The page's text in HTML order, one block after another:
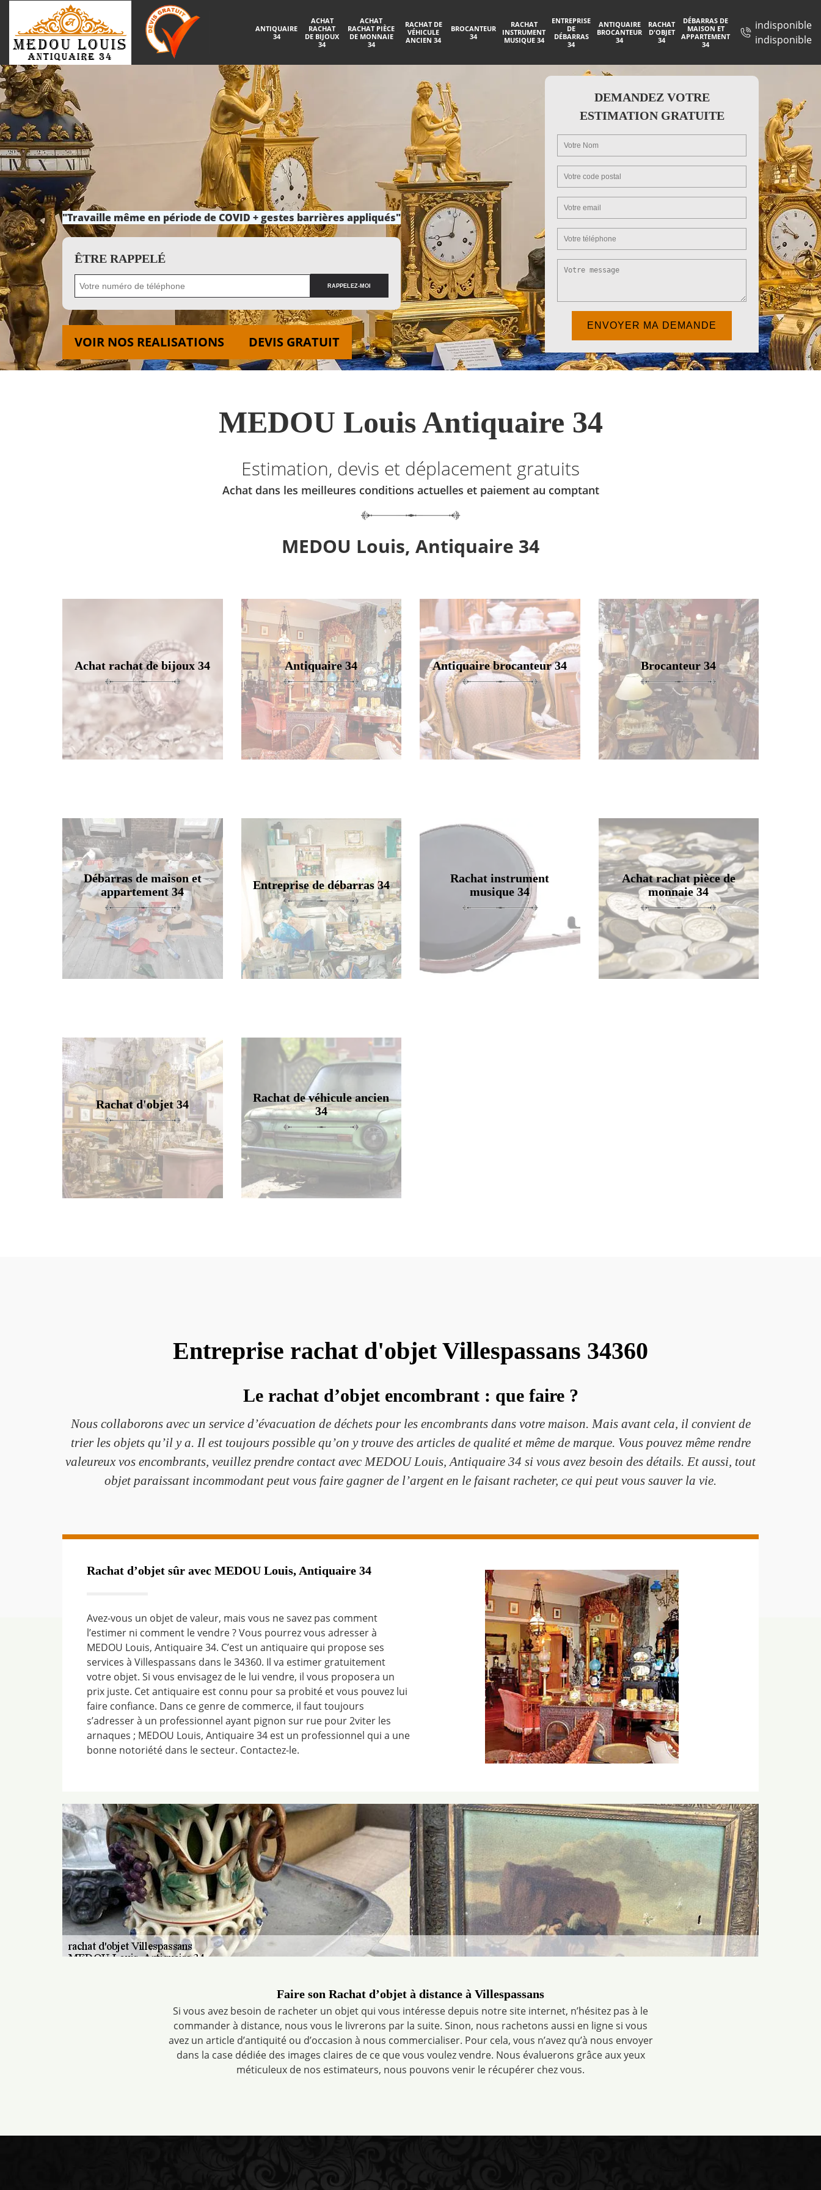
ANTIQUAIRE
34
ACHAT
RACHAT
DE BIJOUX
34
ACHAT
RACHAT PIÈCE
DE MONNAIE
34
RACHAT DE
VÉHICULE
ANCIEN 34
BROCANTEUR
34
RACHAT
INSTRUMENT
MUSIQUE 34
ENTREPRISE
DE
DÉBARRAS
34
ANTIQUAIRE
BROCANTEUR
34
RACHAT
D'OBJET
34
DÉBARRAS DE
MAISON ET
APPARTEMENT
34
indisponible
indisponible
"Travaille même en période de COVID + gestes barrières appliqués"
ÊTRE RAPPELÉ
VOIR NOS REALISATIONS DEVIS GRATUIT
DEMANDEZ VOTRE
ESTIMATION GRATUITE
MEDOU Louis Antiquaire 34
Estimation, devis et déplacement gratuits
Achat dans les meilleures conditions actuelles et paiement au comptant
MEDOU Louis, Antiquaire 34
Achat rachat de bijoux 34 Antiquaire 34 Antiquaire brocanteur 34 Brocanteur 34
Débarras de maison et
appartement 34
Entreprise de débarras 34
Rachat instrument
musique 34
Achat rachat pièce de
monnaie 34
Rachat d'objet 34
Rachat de véhicule ancien
34
Entreprise rachat d'objet Villespassans 34360
Le rachat d’objet encombrant : que faire ?
Nous collaborons avec un service d’évacuation de déchets pour les encombrants dans votre maison. Mais avant cela, il convient de
trier les objets qu’il y a. Il est toujours possible qu’on y trouve des articles de qualité et même de marque. Vous pouvez même rendre
valeureux vos encombrants, veuillez prendre contact avec MEDOU Louis, Antiquaire 34 si vous avez besoin des détails. Et aussi, tout
objet paraissant incommodant peut vous faire gagner de l’argent en le faisant racheter, ce qui peut vous sauver la vie.
Rachat d’objet sûr avec MEDOU Louis, Antiquaire 34
Avez-vous un objet de valeur, mais vous ne savez pas comment
l’estimer ni comment le vendre ? Vous pourrez vous adresser à
MEDOU Louis, Antiquaire 34. C’est un antiquaire qui propose ses
services à Villespassans dans le 34360. Il va estimer gratuitement
votre objet. Si vous envisagez de le lui vendre, il vous proposera un
prix juste. Cet antiquaire est connu pour sa probité et vous pouvez lui
faire confiance. Dans ce genre de commerce, il faut toujours
s’adresser à un professionnel ayant pignon sur rue pour 2viter les
arnaques ; MEDOU Louis, Antiquaire 34 est un professionnel qui a une
bonne notoriété dans le secteur. Contactez-le.
Faire son Rachat d’objet à distance à Villespassans
Si vous avez besoin de racheter un objet qui vous intéresse depuis notre site internet, n’hésitez pas à le
commander à distance, nous vous le livrerons par la suite. Sinon, nous rachetons aussi en ligne si vous
avez un article d’antiquité ou d’occasion à nous commercialiser. Pour cela, vous n’avez qu’à nous envoyer
dans la case dédiée des images claires de ce que vous voulez vendre. Nous évaluerons grâce aux yeux
méticuleux de nos estimateurs, nous pouvons venir le récupérer chez vous.